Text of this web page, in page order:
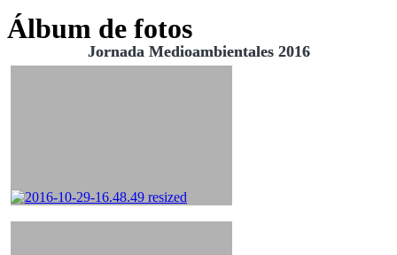
Álbum de fotos
Jornada Medioambientales 2016